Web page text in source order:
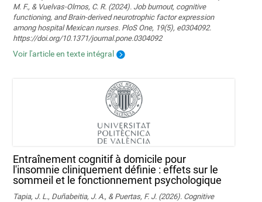
M. F., & Vuelvas-Olmos, C. R. (2024). Job burnout, cognitive
functioning, and Brain-derived neurotrophic factor expression
among hospital Mexican nurses. PloS One, 19(5), e0304092.
https://doi.org/10.1371/journal.pone.0304092
Voir l'article en texte intégral
Entraînement cognitif à domicile pour
l'insomnie cliniquement définie : effets sur le
sommeil et le fonctionnement psychologique
Tapia, J. L., Duñabeitia, J. A., & Puertas, F. J. (2026). Cognitive